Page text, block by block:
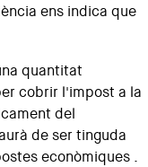
ens indica que
quantitat
cobrir l'impost a la
del
de ser tinguda
econòmiques .